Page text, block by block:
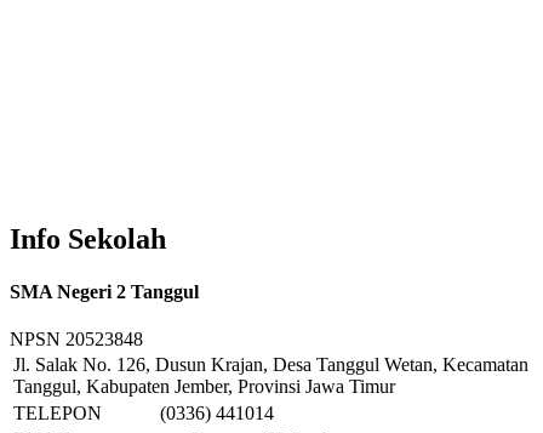
Info Sekolah
SMA Negeri 2 Tanggul
NPSN 20523848
Jl. Salak No. 126, Dusun Krajan, Desa Tanggul Wetan, Kecamatan
Tanggul, Kabupaten Jember, Provinsi Jawa Timur
TELEPON
(0336) 441014